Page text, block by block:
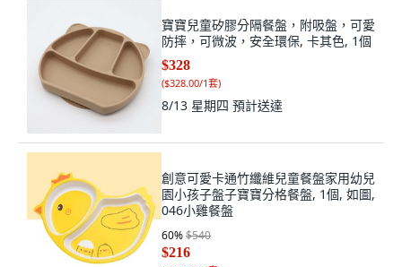
寶寶兒童矽膠分隔餐盤，附吸盤，可愛
防摔，可微波，安全環保, 卡其色, 1個
$328
($328.00/1套)
8/13 星期四 預計送達
創意可愛卡通竹纖維兒童餐盤家用幼兒
園小孩子盤子寶寶分格餐盤, 1個, 如圖,
046小雞餐盤
60%$540
$216